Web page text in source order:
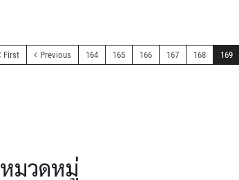
First Previous 164 165 166 167 168 169
หมวดหมู่